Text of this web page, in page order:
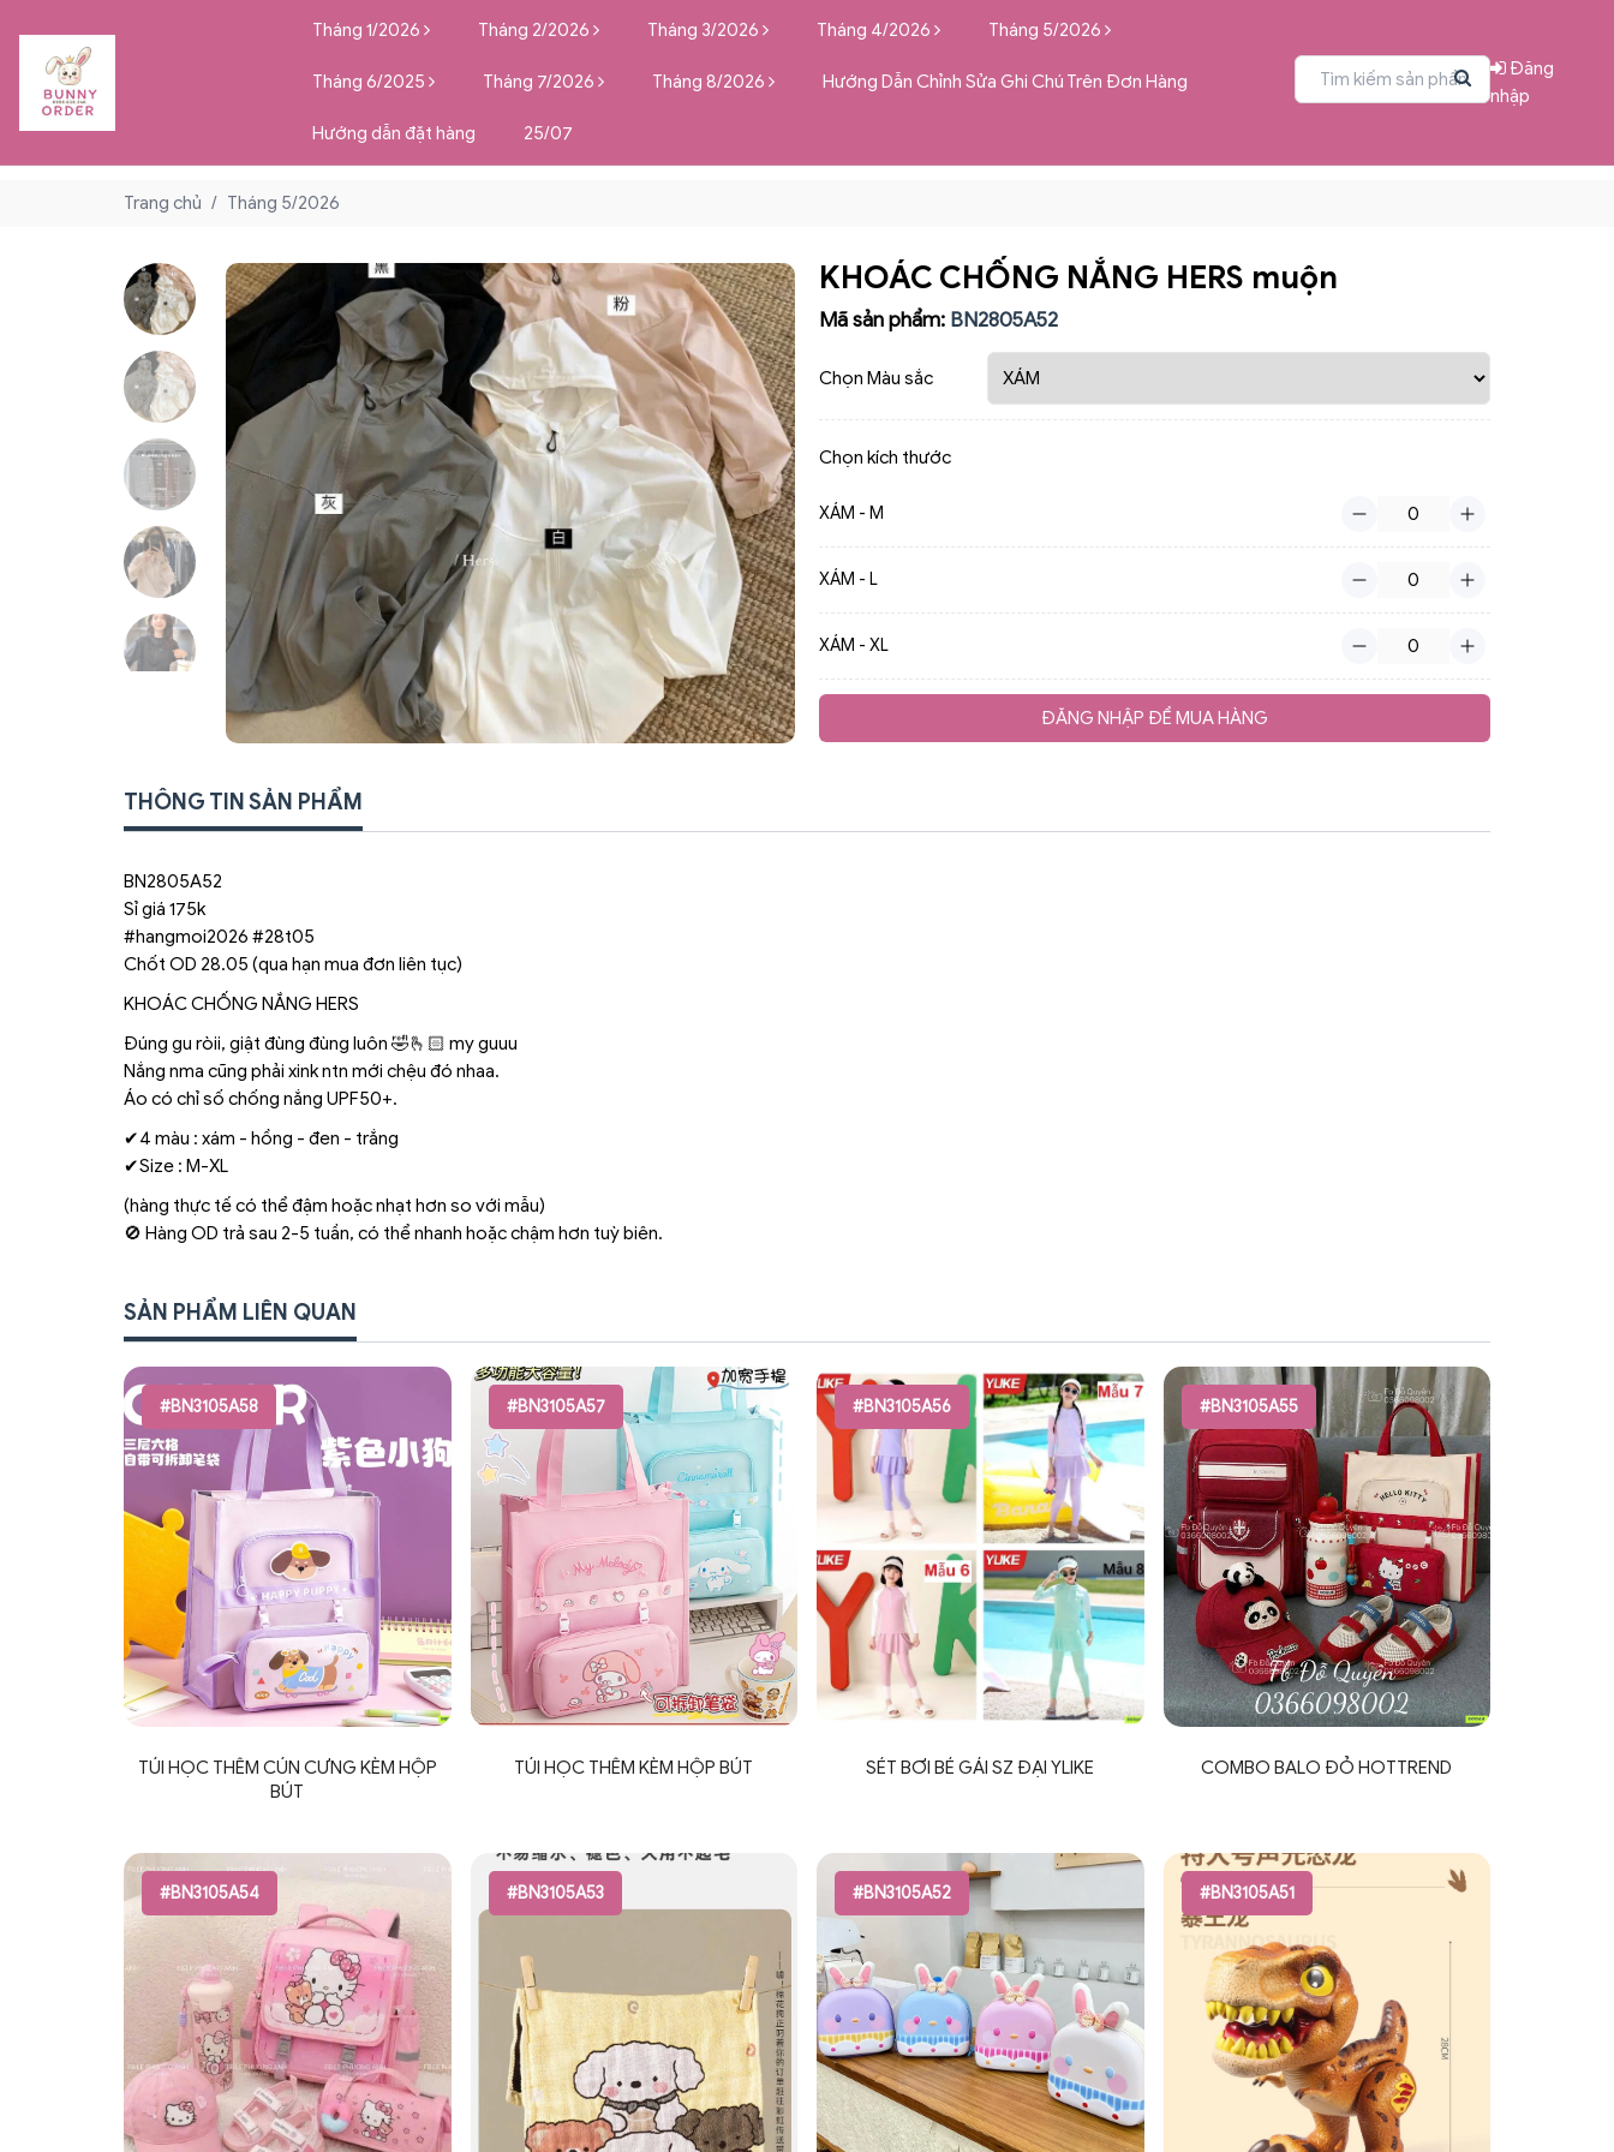
Tháng 1/2026 Tháng 2/2026 Tháng 3/2026 Tháng 4/2026 Tháng 5/2026
Tháng 6/2025 Tháng 7/2026 Tháng 8/2026 Hướng Dẫn Chỉnh Sửa Ghi Chú Trên Đơn Hàng
Hướng dẫn đặt hàng 25/07
Đăng
nhập
Trang chủ / Tháng 5/2026
KHOÁC CHỐNG NẮNG HERS muộn
Mã sản phẩm: BN2805A52
Chọn Màu sắc
Chọn kích thước
XÁM - M
XÁM - L
XÁM - XL
ĐĂNG NHẬP ĐỂ MUA HÀNG
THÔNG TIN SẢN PHẨM
BN2805A52
Sỉ giá 175k
#hangmoi2026 #28t05
Chốt OD 28.05 (qua hạn mua đơn liên tục)
KHOÁC CHỐNG NẮNG HERS
Đúng gu ròii, giật đùng đùng luôn 🤣🫰🏻 my guuu
Nắng nma cũng phải xink ntn mới chệu đó nhaa.
Áo có chỉ số chống nắng UPF50+.
✔4 màu : xám - hồng - đen - trắng
✔Size : M-XL
(hàng thực tế có thể đậm hoặc nhạt hơn so với mẫu)
🚫 Hàng OD trả sau 2-5 tuần, có thể nhanh hoặc chậm hơn tuỳ biên.
SẢN PHẨM LIÊN QUAN
#BN3105A58
TÚI HỌC THÊM CÚN CƯNG KÈM HỘP
BÚT
#BN3105A57
TÚI HỌC THÊM KÈM HỘP BÚT
#BN3105A56
SÉT BƠI BÉ GÁI SZ ĐẠI YLIKE
#BN3105A55
COMBO BALO ĐỎ HOTTREND
#BN3105A54 #BN3105A53 #BN3105A52 #BN3105A51